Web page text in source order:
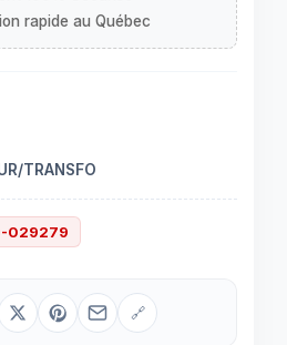
TRANSFO
029279
🔗